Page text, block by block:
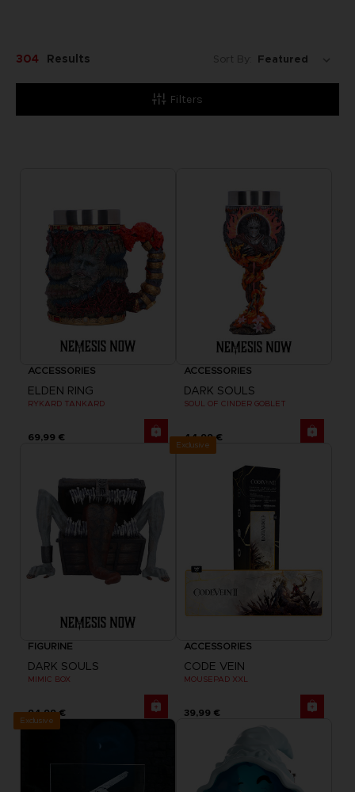
Filters
304 Results Sort By:
ACCESSORIES
ELDEN RING
RYKARD TANKARD
69,99 €
ACCESSORIES
DARK SOULS
SOUL OF CINDER GOBLET
44,99 €
FIGURINE
DARK SOULS
MIMIC BOX
94,99 €
Exclusive
ACCESSORIES
CODE VEIN
MOUSEPAD XXL
39,99 €
Exclusive